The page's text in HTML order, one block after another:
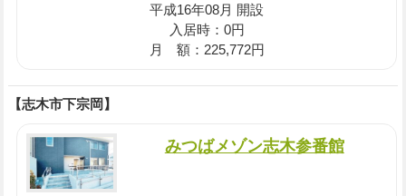
平成16年08月 開設
入居時：0円
月 額：225,772円
【志木市下宗岡】
みつばメゾン志木参番館